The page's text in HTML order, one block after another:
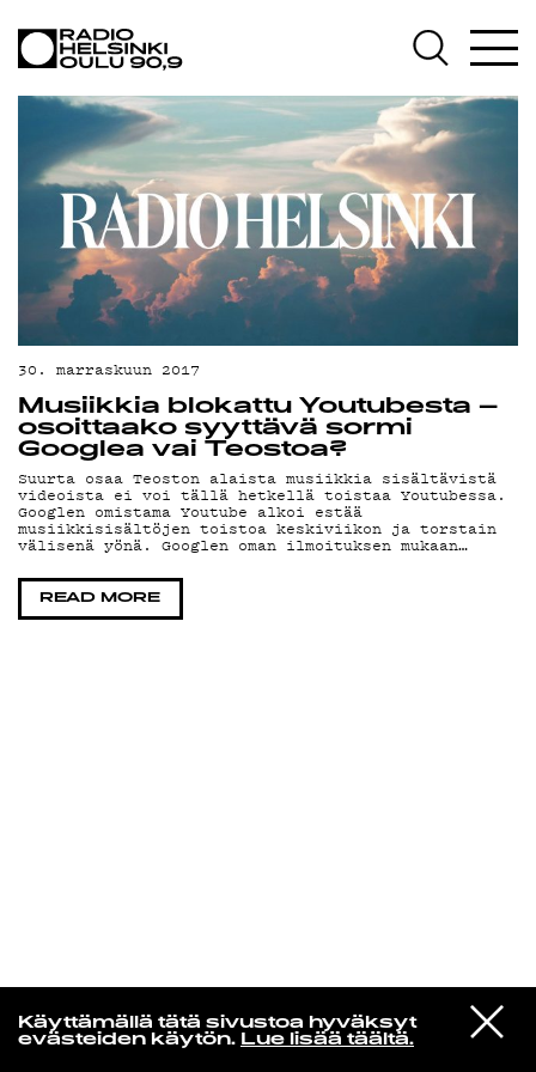
Käyttämällä tätä sivustoa hyväksyt
evästeiden käytön. Lue lisää täältä.
VIESTI
STUDIOON
Rakkaudesta
AJANKOHTAISTA
OHJELMAT
TEKIJÄT
ON-DEMAND
PODCAST
MAINOSTA
YHTEYSTIEDOT
G LIVELAB
YSTÄVÄKLUBI
TIETOSUOJA
KIRJAUDU SISÄÄN
30. marraskuun 2017
Musiikkia blokattu Youtubesta –
osoittaako syyttävä sormi
Googlea vai Teostoa?
Suurta osaa Teoston alaista musiikkia sisältävistä
videoista ei voi tällä hetkellä toistaa Youtubessa.
Googlen omistama Youtube alkoi estää
musiikkisisältöjen toistoa keskiviikon ja torstain
välisenä yönä. Googlen oman ilmoituksen mukaan…
READ MORE